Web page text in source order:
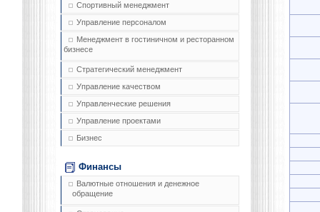
Спортивный менеджмент
Управление персоналом
Менеджмент в гостиничном и ресторанном
бизнесе
Стратегический менеджмент
Управление качеством
Управленческие решения
Управление проектами
Бизнес
Финансы
Валютные отношения и денежное
обращение